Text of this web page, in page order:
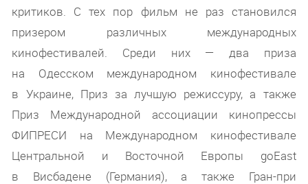
критиков. С тех пор фильм не раз становился
призером различных международных
кинофестивалей. Среди них — два приза
на Одесском международном кинофестивале
в Украине, Приз за лучшую режиссуру, а также
Приз Международной ассоциации кинопрессы
ФИПРЕСИ на Международном кинофестивале
Центральной и Восточной Европы goEast
в Висбадене (Германия), а также Гран-при